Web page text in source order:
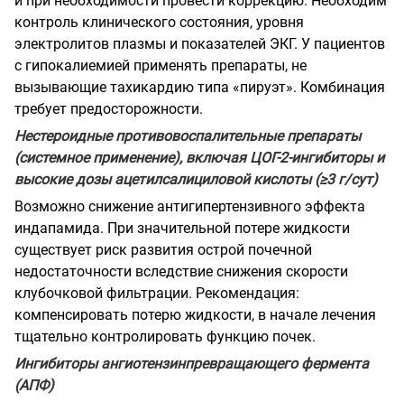
контроль клинического состояния, уровня
электролитов плазмы и показателей ЭКГ. У пациентов
с гипокалиемией применять препараты, не
вызывающие тахикардию типа «пируэт». Комбинация
требует предосторожности.
Нестероидные противовоспалительные препараты
(системное применение), включая ЦОГ-2-ингибиторы и
высокие дозы ацетилсалициловой кислоты (≥3 г/сут)
Возможно снижение антигипертензивного эффекта
индапамида. При значительной потере жидкости
существует риск развития острой почечной
недостаточности вследствие снижения скорости
клубочковой фильтрации. Рекомендация:
компенсировать потерю жидкости, в начале лечения
тщательно контролировать функцию почек.
Ингибиторы ангиотензинпревращающего фермента
(АПФ)